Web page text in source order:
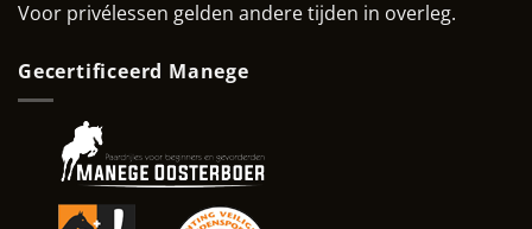
Voor privélessen gelden andere tijden in overleg.
Gecertificeerd Manege